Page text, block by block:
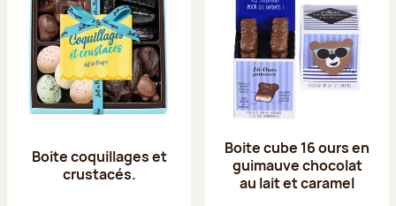
Boite coquillages et
crustacés.
Boite cube 16 ours en
guimauve chocolat
au lait et caramel